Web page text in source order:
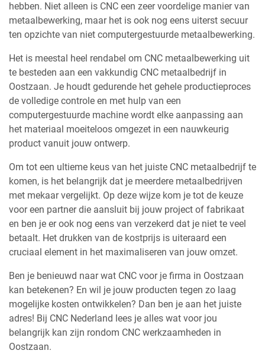
hebben. Niet alleen is CNC een zeer voordelige manier van
metaalbewerking, maar het is ook nog eens uiterst secuur
ten opzichte van niet computergestuurde metaalbewerking.
Het is meestal heel rendabel om CNC metaalbewerking uit
te besteden aan een vakkundig CNC metaalbedrijf in
Oostzaan. Je houdt gedurende het gehele productieproces
de volledige controle en met hulp van een
computergestuurde machine wordt elke aanpassing aan
het materiaal moeiteloos omgezet in een nauwkeurig
product vanuit jouw ontwerp.
Om tot een ultieme keus van het juiste CNC metaalbedrijf te
komen, is het belangrijk dat je meerdere metaalbedrijven
met mekaar vergelijkt. Op deze wijze kom je tot de keuze
voor een partner die aansluit bij jouw project of fabrikaat
en ben je er ook nog eens van verzekerd dat je niet te veel
betaalt. Het drukken van de kostprijs is uiteraard een
cruciaal element in het maximaliseren van jouw omzet.
Ben je benieuwd naar wat CNC voor je firma in Oostzaan
kan betekenen? En wil je jouw producten tegen zo laag
mogelijke kosten ontwikkelen? Dan ben je aan het juiste
adres! Bij CNC Nederland lees je alles wat voor jou
belangrijk kan zijn rondom CNC werkzaamheden in
Oostzaan.